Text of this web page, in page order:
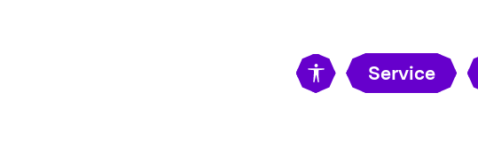
Service